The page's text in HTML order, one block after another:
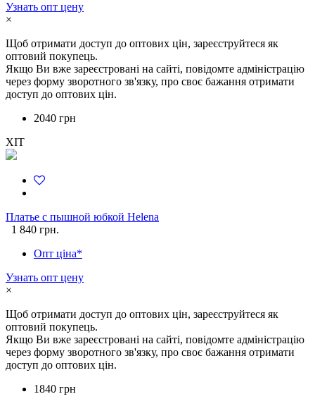
Узнать опт цену
×
Щоб отримати доступ до оптових цін, зареєструйтеся як
оптовий покупець.
Якщо Ви вже зареєстровані на сайті, повідомте адміністрацію
через форму зворотного зв'язку, про своє бажання отримати
доступ до оптових цін.
2040 грн
ХІТ
Платье с пышной юбкой Helena
1 840 грн.
Опт ціна*
Узнать опт цену
×
Щоб отримати доступ до оптових цін, зареєструйтеся як
оптовий покупець.
Якщо Ви вже зареєстровані на сайті, повідомте адміністрацію
через форму зворотного зв'язку, про своє бажання отримати
доступ до оптових цін.
1840 грн